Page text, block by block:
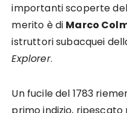
importanti scoperte
merito è di Marco
istruttori subacquei
Explorer.
Un fucile del 1783
primo indizio, ripescato